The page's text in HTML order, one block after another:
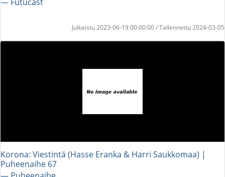
Julkaistu 2023-06-19 00:00:00 / Tallennettu 2024-03-05
Korona: Viestintä (Hasse Eranka & Harri Saukkomaa) |
Puheenaihe 67